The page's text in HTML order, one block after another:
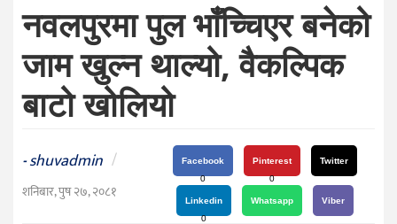
संघीय
प्रविधि
जीवनशैली
दर्शन
/
संस्कृति
नवलपुरमा पुल भाँच्चिएर बनेको
जाम खुल्न थाल्यो, वैकल्पिक
बाटो खोलियो
-shuvadmin /
शनिबार, पुष २७, २०८१
Facebook
0
Pinterest
0
Twitter
Linkedin
0
Whatsapp Viber